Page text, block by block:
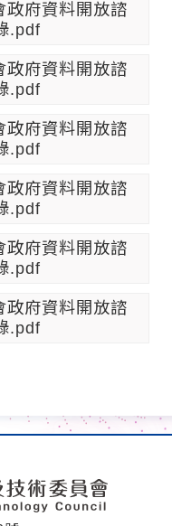
政府資料開放諮
.pdf
政府資料開放諮
.pdf
政府資料開放諮
.pdf
政府資料開放諮
.pdf
政府資料開放諮
.pdf
政府資料開放諮
.pdf